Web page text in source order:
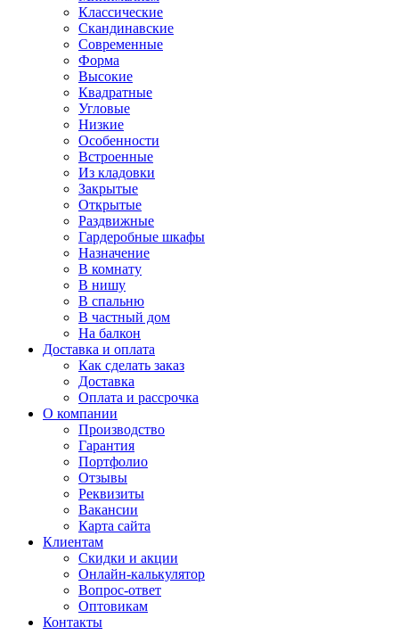
Классические
Скандинавские
Современные
Форма
Высокие
Квадратные
Угловые
Низкие
Особенности
Встроенные
Из кладовки
Закрытые
Открытые
Раздвижные
Гардеробные шкафы
Назначение
В комнату
В нишу
В спальню
В частный дом
На балкон
Доставка и оплата
Как сделать заказ
Доставка
Оплата и рассрочка
О компании
Производство
Гарантия
Портфолио
Отзывы
Реквизиты
Вакансии
Карта сайта
Клиентам
Скидки и акции
Онлайн-калькулятор
Вопрос-ответ
Оптовикам
Контакты